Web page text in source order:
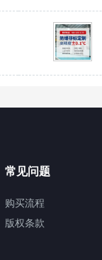
常见问题
购买流程
版权条款